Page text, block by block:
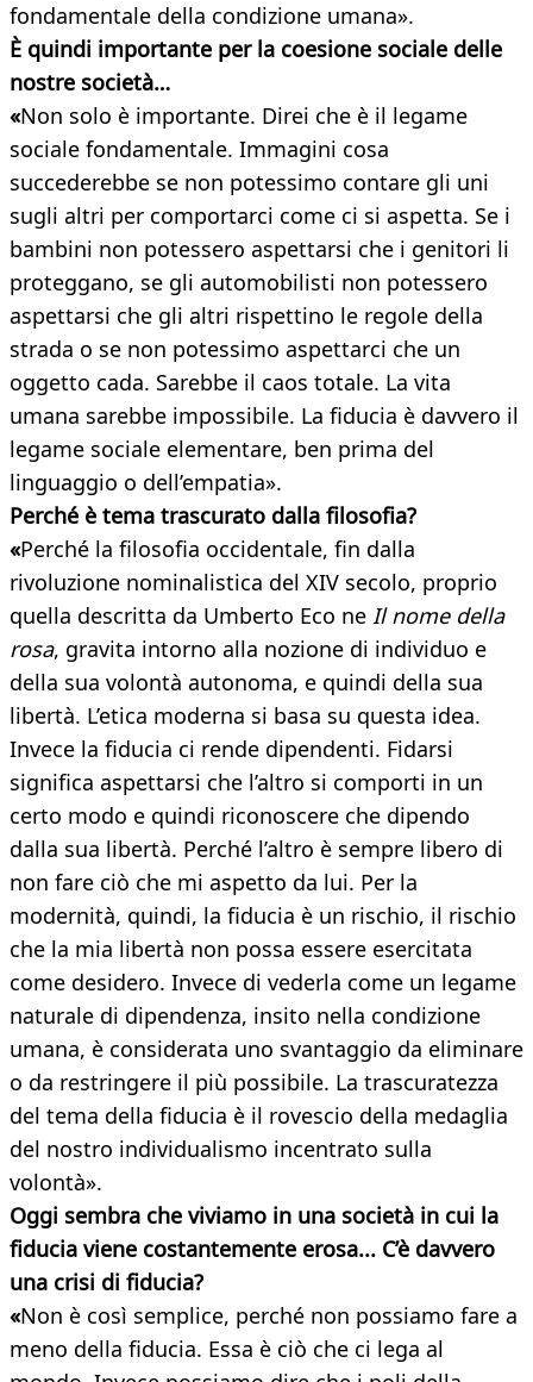
fondamentale della condizione umana».
È quindi importante per la coesione sociale delle
nostre società…
«Non solo è importante. Direi che è il legame
sociale fondamentale. Immagini cosa
succederebbe se non potessimo contare gli uni
sugli altri per comportarci come ci si aspetta. Se i
bambini non potessero aspettarsi che i genitori li
proteggano, se gli automobilisti non potessero
aspettarsi che gli altri rispettino le regole della
strada o se non potessimo aspettarci che un
oggetto cada. Sarebbe il caos totale. La vita
umana sarebbe impossibile. La fiducia è davvero il
legame sociale elementare, ben prima del
linguaggio o dell’empatia».
Perché è tema trascurato dalla filosofia?
«Perché la filosofia occidentale, fin dalla
rivoluzione nominalistica del XIV secolo, proprio
quella descritta da Umberto Eco ne Il nome della
rosa, gravita intorno alla nozione di individuo e
della sua volontà autonoma, e quindi della sua
libertà. L’etica moderna si basa su questa idea.
Invece la fiducia ci rende dipendenti. Fidarsi
significa aspettarsi che l’altro si comporti in un
certo modo e quindi riconoscere che dipendo
dalla sua libertà. Perché l’altro è sempre libero di
non fare ciò che mi aspetto da lui. Per la
modernità, quindi, la fiducia è un rischio, il rischio
che la mia libertà non possa essere esercitata
come desidero. Invece di vederla come un legame
naturale di dipendenza, insito nella condizione
umana, è considerata uno svantaggio da eliminare
o da restringere il più possibile. La trascuratezza
del tema della fiducia è il rovescio della medaglia
del nostro individualismo incentrato sulla
volontà».
Oggi sembra che viviamo in una società in cui la
fiducia viene costantemente erosa... C’è davvero
una crisi di fiducia?
«Non è così semplice, perché non possiamo fare a
meno della fiducia. Essa è ciò che ci lega al